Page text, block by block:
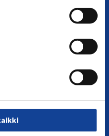
tie 1, 00250 Helsinki